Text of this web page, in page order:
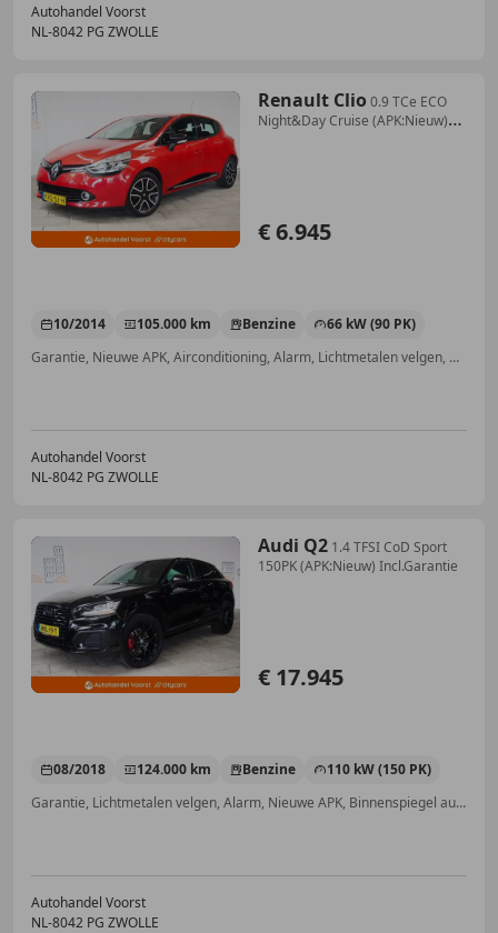
Autohandel Voorst
NL-8042 PG ZWOLLE
Renault Clio 0.9 TCe ECO
Night&Day Cruise (APK:Nieuw)
€ 6.945
10/2014 105.000 km Benzine
66 kW (90 PK)
Garantie, Nieuwe APK, Airconditioning, Alarm, Lichtmetalen velgen, Navigatiesysteem, Cruise control, Mistlampen
Autohandel Voorst
NL-8042 PG ZWOLLE
Audi Q2 1.4 TFSI CoD Sport
150PK (APK:Nieuw) Incl.Garantie
€ 17.945
08/2018 124.000 km Benzine
110 kW (150 PK)
Garantie, Lichtmetalen velgen, Alarm, Nieuwe APK, Binnenspiegel automatisch dimmend, Multifunctioneel stuurwiel
Autohandel Voorst
NL-8042 PG ZWOLLE